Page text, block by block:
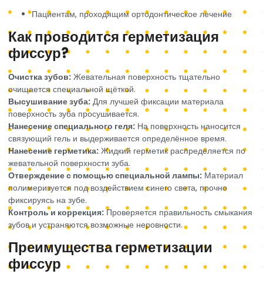
Пациентам, проходящим ортодонтическое лечение
Как проводится герметизация
фиссур?
Очистка зубов: Жевательная поверхность тщательно
очищается специальной щёткой.
Высушивание зуба: Для лучшей фиксации материала
поверхность зуба просушивается.
Нанесение специального геля: На поверхность наносится
связующий гель и выдерживается определённое время.
Нанесение герметика: Жидкий герметик распределяется по
жевательной поверхности зуба.
Отверждение с помощью специальной лампы: Материал
полимеризуется под воздействием синего света, прочно
фиксируясь на зубе.
Контроль и коррекция:Проверяется правильность смыкания
зубов и устраняются возможные неровности.
Преимущества герметизации
фиссур